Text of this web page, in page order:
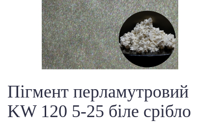
Пігмент перламутровий
KW 120 5-25 біле срібло